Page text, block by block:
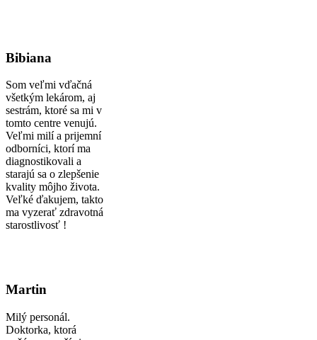
Bibiana
Som veľmi vďačná
všetkým lekárom, aj
sestrám, ktoré sa mi v
tomto centre venujú.
Veľmi milí a prijemní
odborníci, ktorí ma
diagnostikovali a
starajú sa o zlepšenie
kvality môjho života.
Veľké ďakujem, takto
ma vyzerať zdravotná
starostlivosť !
Martin
Milý personál.
Doktorka, ktorá